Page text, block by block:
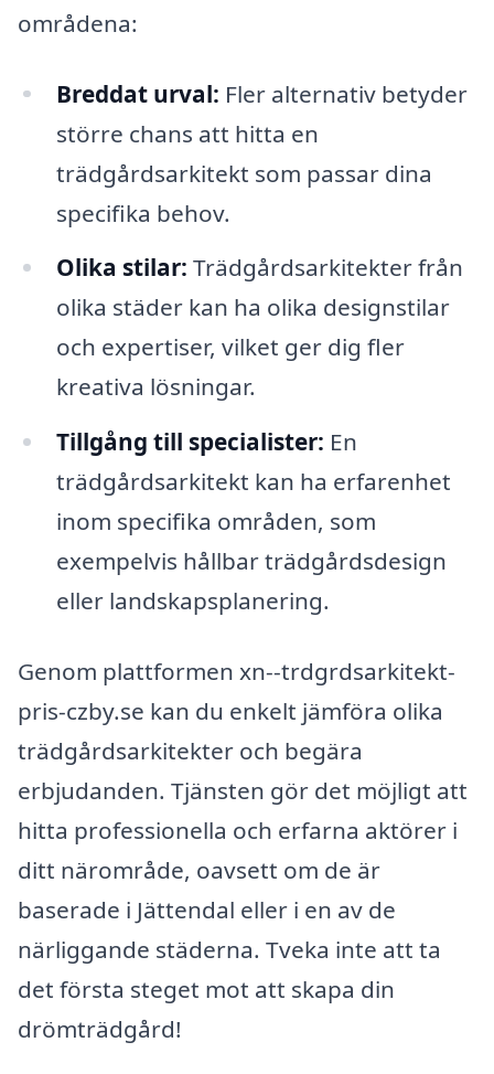
områdena:
Breddat urval: Fler alternativ betyder
större chans att hitta en
trädgårdsarkitekt som passar dina
specifika behov.
Olika stilar: Trädgårdsarkitekter från
olika städer kan ha olika designstilar
och expertiser, vilket ger dig fler
kreativa lösningar.
Tillgång till specialister: En
trädgårdsarkitekt kan ha erfarenhet
inom specifika områden, som
exempelvis hållbar trädgårdsdesign
eller landskapsplanering.
Genom plattformen xn--trdgrdsarkitekt-
pris-czby.se kan du enkelt jämföra olika
trädgårdsarkitekter och begära
erbjudanden. Tjänsten gör det möjligt att
hitta professionella och erfarna aktörer i
ditt närområde, oavsett om de är
baserade i Jättendal eller i en av de
närliggande städerna. Tveka inte att ta
det första steget mot att skapa din
drömträdgård!